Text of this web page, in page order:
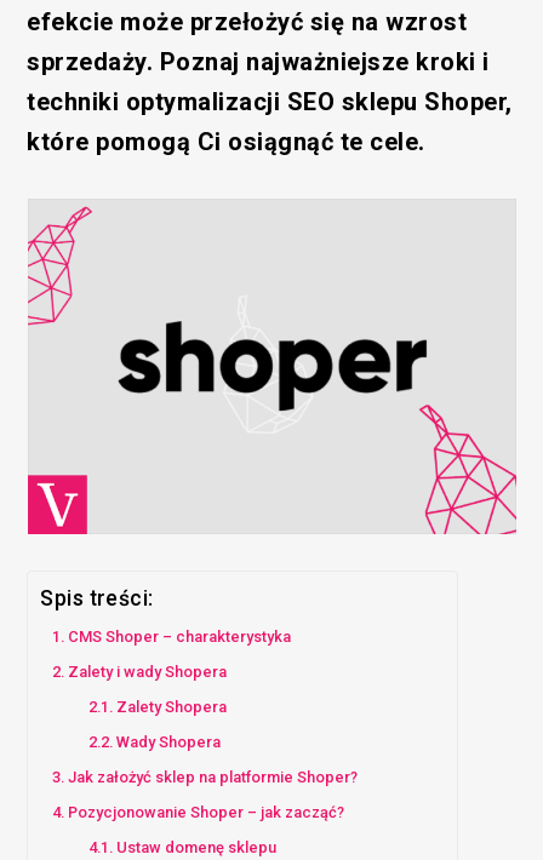
efekcie może przełożyć się na wzrost
sprzedaży. Poznaj najważniejsze kroki i
techniki optymalizacji SEO sklepu Shoper,
które pomogą Ci osiągnąć te cele.
Spis treści:
CMS Shoper – charakterystyka
Zalety i wady Shopera
Zalety Shopera
Wady Shopera
Jak założyć sklep na platformie Shoper?
Pozycjonowanie Shoper – jak zacząć?
Ustaw domenę sklepu